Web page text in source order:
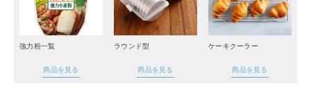
強力粉一覧
商品を見る
ラウンド型
商品を見る
ケーキクーラー
商品を見る